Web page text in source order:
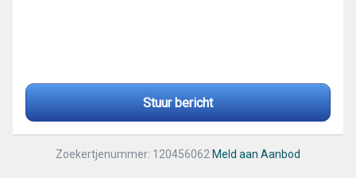
Stuur bericht
Zoekertjenummer: 120456062 Meld aan Aanbod